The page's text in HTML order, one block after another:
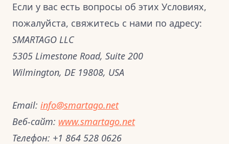
Если у вас есть вопросы об этих Условиях,
пожалуйста, свяжитесь с нами по адресу:
SMARTAGO LLC
5305 Limestone Road, Suite 200
Wilmington, DE 19808, USA
Email: info@smartago.net
Веб-сайт: www.smartago.net
Телефон: +1 864 528 0626